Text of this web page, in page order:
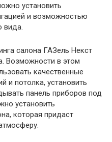
установить
и возможностью
вида.
салона ГАЗель Некст
Возможности в этом
качественные
и потолка, установить
панель приборов под
установить
которая придаст